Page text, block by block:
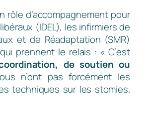
rôle d’accompagnement pour
(IDEL), les infirmiers de
et de Réadaptation (SMR)
qui prennent le relais : « C’est
de soutien ou
n’ont pas forcément les
techniques sur les stomies.